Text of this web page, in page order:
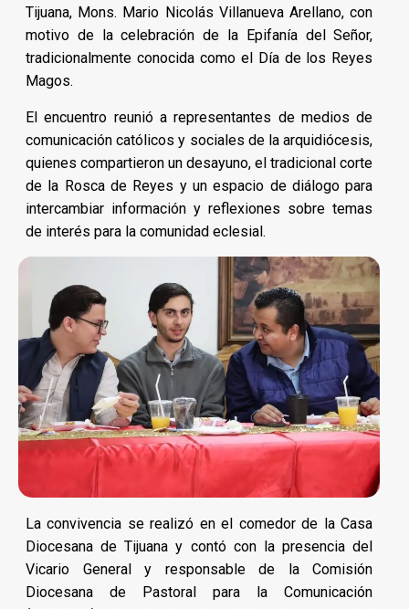
Tijuana, Mons. Mario Nicolás Villanueva Arellano, con
motivo de la celebración de la Epifanía del Señor,
tradicionalmente conocida como el Día de los Reyes
Magos.
El encuentro reunió a representantes de medios de
comunicación católicos y sociales de la arquidiócesis,
quienes compartieron un desayuno, el tradicional corte
de la Rosca de Reyes y un espacio de diálogo para
intercambiar información y reflexiones sobre temas
de interés para la comunidad eclesial.
La convivencia se realizó en el comedor de la Casa
Diocesana de Tijuana y contó con la presencia del
Vicario General y responsable de la Comisión
Diocesana de Pastoral para la Comunicación